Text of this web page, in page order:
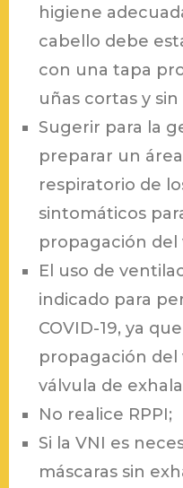
higiene
cabello debe
con una tapa
uñas cortas y
Sugerir para la
preparar un
respiratorio de
sintomáticos
propagación del
El uso de
indicado para
COVID-19, ya
propagación del
válvula de
No realice RPPI;
Si la VNI es
máscaras sin